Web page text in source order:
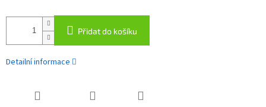
Přidat do košíku
Detailní informace